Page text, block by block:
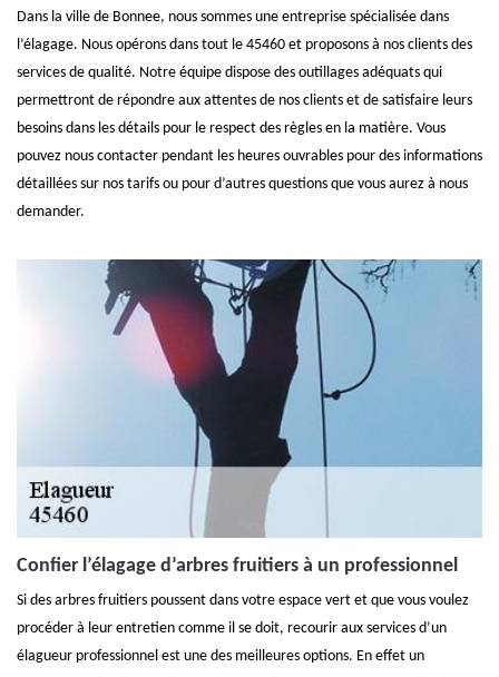
Dans la ville de Bonnee, nous sommes une entreprise spécialisée dans
l’élagage. Nous opérons dans tout le 45460 et proposons à nos clients des
services de qualité. Notre équipe dispose des outillages adéquats qui
permettront de répondre aux attentes de nos clients et de satisfaire leurs
besoins dans les détails pour le respect des règles en la matière. Vous
pouvez nous contacter pendant les heures ouvrables pour des informations
détaillées sur nos tarifs ou pour d’autres questions que vous aurez à nous
demander.
Confier l’élagage d’arbres fruitiers à un professionnel
Si des arbres fruitiers poussent dans votre espace vert et que vous voulez
procéder à leur entretien comme il se doit, recourir aux services d’un
élagueur professionnel est une des meilleures options. En effet un